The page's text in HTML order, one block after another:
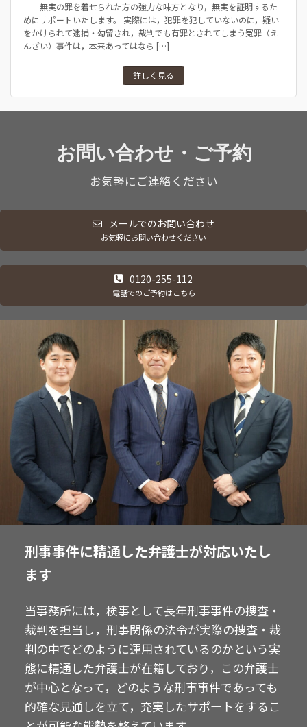
無実の罪を着せられた方の強力な味方となり，無実を証明するた
めにサポートいたします。 実際には，犯罪を犯していないのに，疑い
をかけられて逮捕・勾留され，裁判でも有罪とされてしまう冤罪（え
んざい）事件は，本来あってはなら […]
詳しく見る
お問い合わせ ・ご予約
お気軽にご連絡ください
メールでのお問い合わせ
お気軽にお問い合わせください
0120-255-112
電話でのご予約はこちら
刑事事件に精通した弁護士が対応いたし
ます
当事務所には，検事として長年刑事事件の捜査・
裁判を担当し，刑事関係の法令が実際の捜査・裁
判の中でどのように運用されているのかという実
態に精通した弁護士が在籍しており，この弁護士
が中心となって，どのような刑事事件であっても
的確な見通しを立て，充実したサポートをするこ